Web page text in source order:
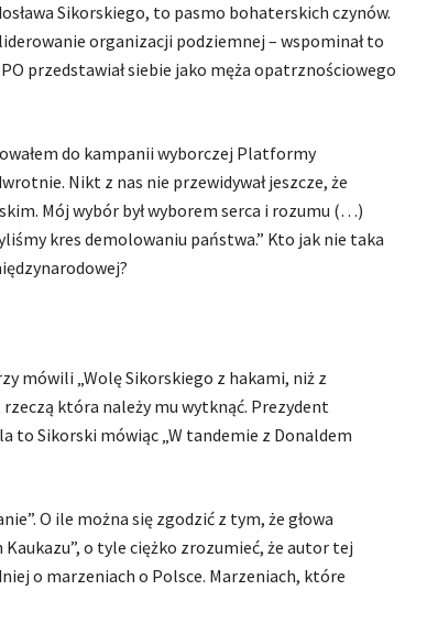
Sikorskiego, to pasmo bohaterskich czynów.
organizacji podziemnej – wspominał to
przedstawiał siebie jako męża opatrznościowego
do kampanii wyborczej Platformy
Nikt z nas nie przewidywał jeszcze, że
Mój wybór był wyborem serca i rozumu (…)
kres demolowaniu państwa.” Kto jak nie taka
mówili „Wolę Sikorskiego z hakami, niż z
która należy mu wytknąć. Prezydent
to Sikorski mówiąc „W tandemie z Donaldem
O ile można się zgodzić z tym, że głowa
o tyle ciężko zrozumieć, że autor tej
o marzeniach o Polsce. Marzeniach, które